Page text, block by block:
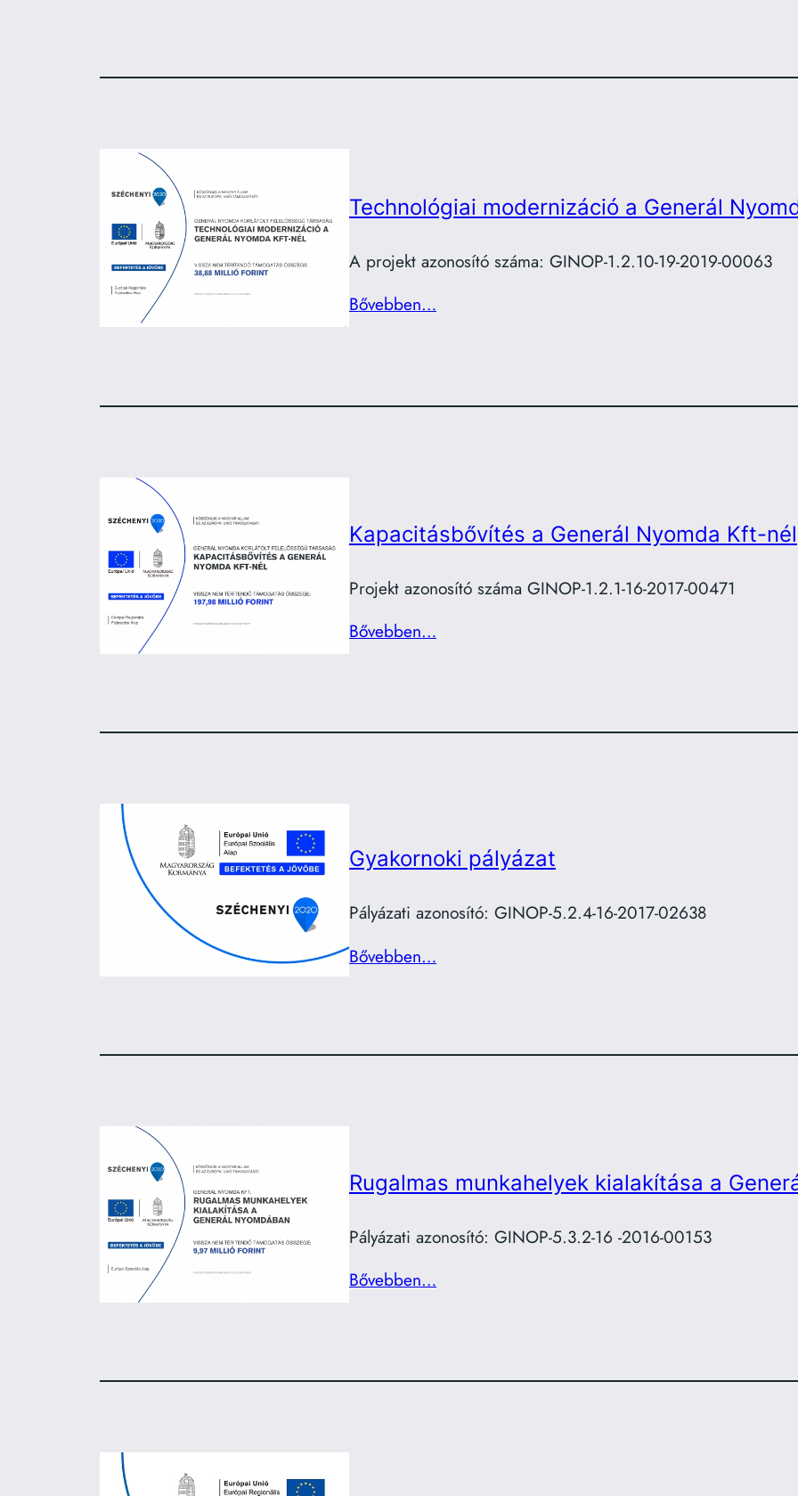
Technológiai modernizáció a Generál
A projekt azonosító száma: GINOP-1.2.10-19-2019-00063
Bővebben…
Kapacitásbővítés a Generál Nyomda Kft-nél
Projekt azonosító száma GINOP-1.2.1-16-2017-00471
Bővebben…
Gyakornoki pályázat
Pályázati azonosító: GINOP-5.2.4-16-2017-02638
Bővebben…
Rugalmas munkahelyek kialakítása a
Pályázati azonosító: GINOP-5.3.2-16 -2016-00153
Bővebben…